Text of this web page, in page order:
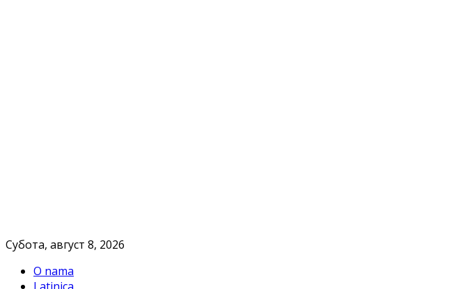
Субота, август 8, 2026
O nama